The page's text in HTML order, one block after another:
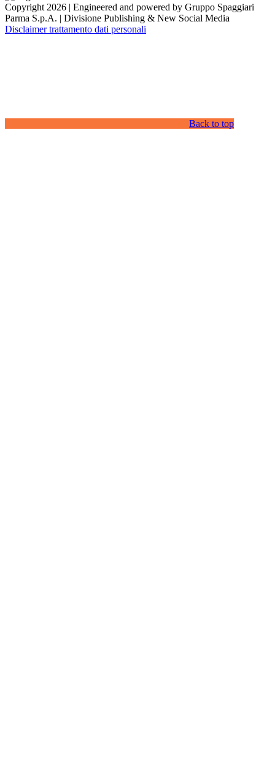
Copyright 2026 | Engineered and powered by Gruppo Spaggiari
Parma S.p.A. | Divisione Publishing & New Social Media
Disclaimer trattamento dati personali
Back to top